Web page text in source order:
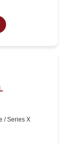
/ Series X